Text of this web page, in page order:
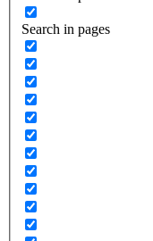
Search in pages